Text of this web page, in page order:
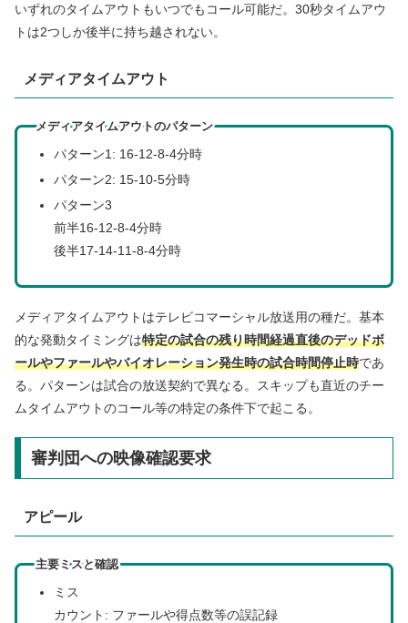
いずれのタイムアウトもいつでもコール可能だ。30秒タイムアウ
トは2つしか後半に持ち越されない。
メディアタイムアウト
メディアタイムアウトのパターン
パターン1: 16-12-8-4分時
パターン2: 15-10-5分時
パターン3
前半16-12-8-4分時
後半17-14-11-8-4分時
メディアタイムアウトはテレビコマーシャル放送用の種だ。基本
的な発動タイミングは特定の試合の残り時間経過直後のデッドボ
ールやファールやバイオレーション発生時の試合時間停止時であ
る。パターンは試合の放送契約で異なる。スキップも直近のチー
ムタイムアウトのコール等の特定の条件下で起こる。
審判団への映像確認要求
アピール
主要ミスと確認
ミス
カウント: ファールや得点数等の誤記録